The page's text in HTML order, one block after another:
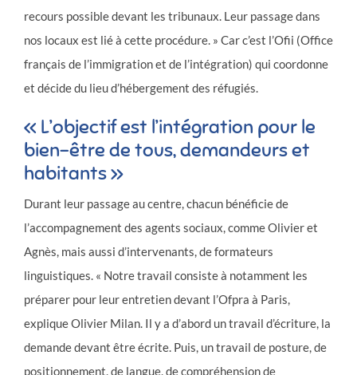
recours possible devant les tribunaux. Leur passage dans
nos locaux est lié à cette procédure. » Car c’est l’Ofii (Office
français de l’immigration et de l’intégration) qui coordonne
et décide du lieu d’hébergement des réfugiés.
« L’objectif est l’intégration pour le
bien-être de tous, demandeurs et
habitants »
Durant leur passage au centre, chacun bénéficie de
l’accompagnement des agents sociaux, comme Olivier et
Agnès, mais aussi d’intervenants, de formateurs
linguistiques. « Notre travail consiste à notamment les
préparer pour leur entretien devant l’Ofpra à Paris,
explique Olivier Milan. Il y a d’abord un travail d’écriture, la
demande devant être écrite. Puis, un travail de posture, de
positionnement, de langue, de compréhension de